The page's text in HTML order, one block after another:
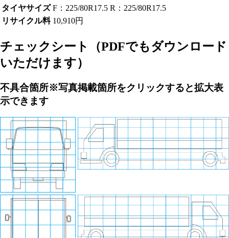
タイヤサイズ F：225/80R17.5 R：225/80R17.5
リサイクル料 10,910円
チェックシート
（PDFでもダウンロード
いただけます）
不具合箇所※写真掲載箇所をクリックすると拡大表
示できます